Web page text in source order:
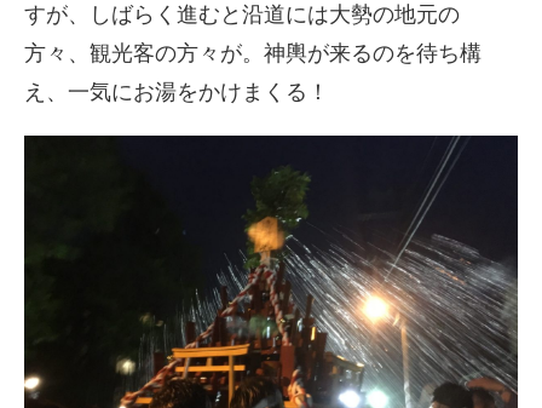
すが、
しばらく進むと沿道には大勢の地元の
方々、観光客の方々が。 神輿が来るのを待ち構
え、一気にお湯をかけまくる！